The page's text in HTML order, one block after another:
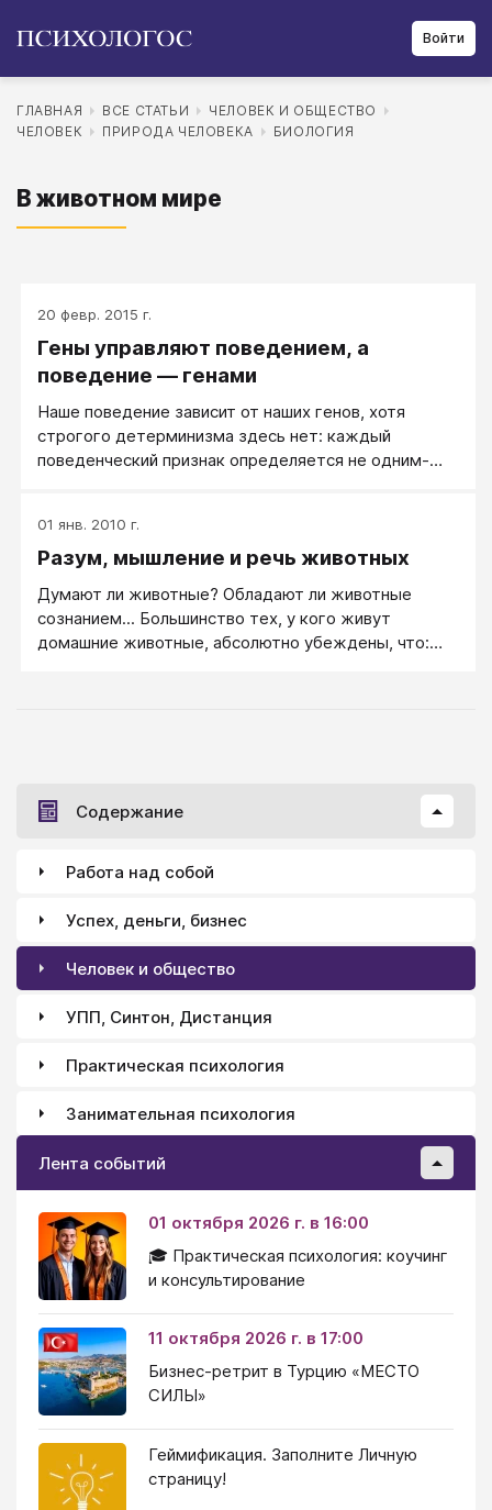
Войти
ГЛАВНАЯ ВСЕ СТАТЬИ
ЧЕЛОВЕК И ОБЩЕСТВО
ЧЕЛОВЕК
ПРИРОДА ЧЕЛОВЕКА БИОЛОГИЯ
В животном мире
20 февр. 2015 г.
Гены управляют поведением, а
поведение — генами
Наше поведение зависит от наших генов, хотя
строгого детерминизма здесь нет: каждый
поведенческий признак определяется не одним-
может влиять на гены, причем это влияние
прослеживается как в эволюционном масштабе
организма.
01 янв. 2010 г.
Разум, мышление и речь животных
Думают ли животные? Обладают ли животные
сознанием... Большинство тех, у кого живут
домашние животные, абсолютно убеждены, что:
Содержание
Работа над собой
Успех, деньги, бизнес
Человек и общество
УПП, Синтон, Дистанция
Практическая психология
Занимательная психология
Лента событий
01 октября 2026 г. в 16:00
🎓 Практическая психология: коучинг
и консультирование
11 октября 2026 г. в 17:00
Бизнес-ретрит в Турцию «МЕСТО
СИЛЫ»
Геймификация. Заполните Личную
страницу!